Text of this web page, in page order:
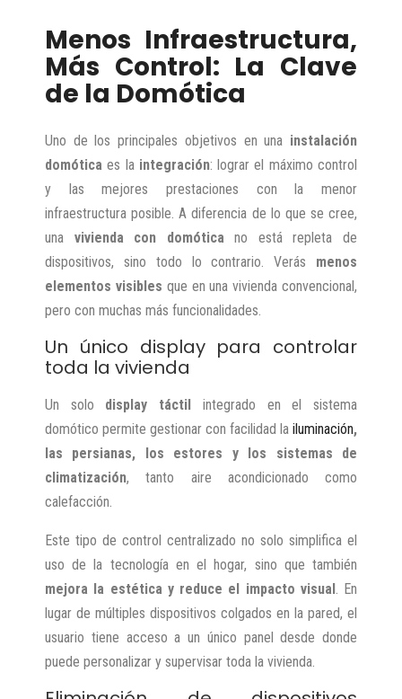
Menos Infraestructura,
Más Control: La Clave
de la Domótica
Uno de los principales objetivos en una instalación
domótica es la integración: lograr el máximo control
y las mejores prestaciones con la menor
infraestructura posible. A diferencia de lo que se cree,
una vivienda con domótica no está repleta de
dispositivos, sino todo lo contrario. Verás menos
elementos visibles que en una vivienda convencional,
pero con muchas más funcionalidades.
Un único display para controlar
toda la vivienda
Un solo display táctil
integrado en el sistema
domótico permite gestionar con facilidad la iluminación,
las persianas, los estores y los sistemas de
climatización, tanto aire acondicionado como
calefacción.
Este tipo de control centralizado no solo simplifica el
uso de la tecnología en el hogar, sino que también
mejora la estética y reduce el impacto visual . En
lugar de múltiples dispositivos colgados en la pared, el
usuario tiene acceso a un único panel desde donde
puede personalizar y supervisar toda la vivienda.